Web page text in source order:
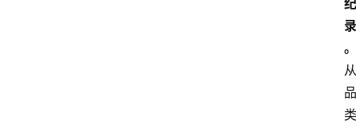
纪
录
。
从
品
类